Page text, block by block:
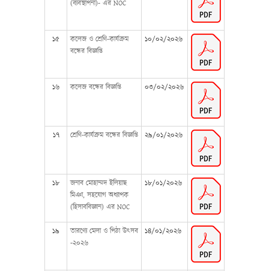
(ব্যবস্থাপনা)- এর NOC
১৫
কলেজ ও শ্রেণি-কার্যক্রম
বন্ধের বিজ্ঞপ্তি
১০/০২/২০২৬
১৬ কলেজ বন্ধের বিজ্ঞপ্তি ০৩/০২/২০২৬
১৭ শ্রেণি-কার্যক্রম বন্ধের বিজ্ঞপ্তি ২৯/০১/২০২৬
১৮
জনাব মোহাম্মদ ইলিয়াছ
মিঞা, সহযোগ অধ্যাপক
(হিসাববিজ্ঞান) এর NOC
১৮/০১/২০২৬
১৯
তারণ্যে মেলা ও পিঠা উৎসব
-২০২৬
১৪/০১/২০২৬